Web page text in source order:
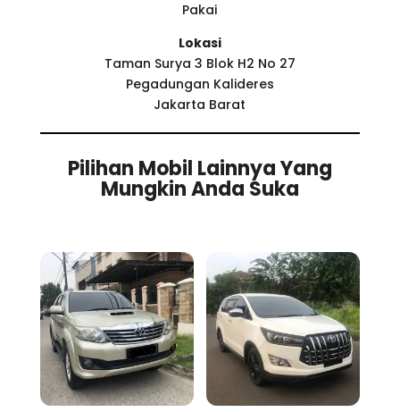
Pakai
Lokasi
Taman Surya 3 Blok H2 No 27
Pegadungan Kalideres
Jakarta Barat
Pilihan Mobil Lainnya Yang
Mungkin Anda Suka